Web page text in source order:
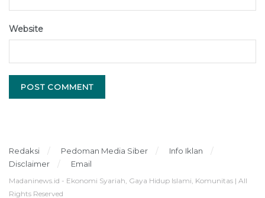
Website
Redaksi Pedoman Media Siber
Info Iklan
Disclaimer
Email
Madaninews.id - Ekonomi Syariah, Gaya Hidup Islami, Komunitas | All
Rights Reserved